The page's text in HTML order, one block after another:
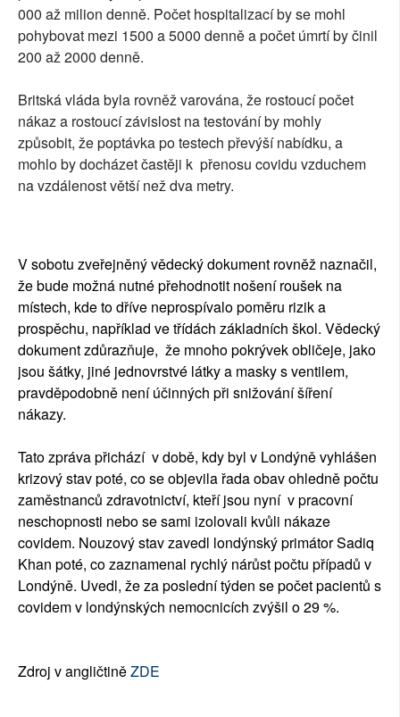
000 až milion denně. Počet hospitalizací by se mohl
pohybovat mezi 1500 a 5000 denně a počet úmrtí by činil
200 až 2000 denně.
Britská vláda byla rovněž varována, že rostoucí počet
nákaz a rostoucí závislost na testování by mohly
způsobit, že poptávka po testech převýší nabídku, a
mohlo by docházet častěji k přenosu covidu vzduchem
na vzdálenost větší než dva metry.
V sobotu zveřejněný vědecký dokument rovněž naznačil,
že bude možná nutné přehodnotit nošení roušek na
místech, kde to dříve neprospívalo poměru rizik a
prospěchu, například ve třídách základních škol. Vědecký
dokument zdůrazňuje, že mnoho pokrývek obličeje, jako
jsou šátky, jiné jednovrstvé látky a masky s ventilem,
pravděpodobně není účinných při snižování šíření
nákazy.
Tato zpráva přichází v době, kdy byl v Londýně vyhlášen
krizový stav poté, co se objevila řada obav ohledně počtu
zaměstnanců zdravotnictví, kteří jsou nyní v pracovní
neschopnosti nebo se sami izolovali kvůli nákaze
covidem. Nouzový stav zavedl londýnský primátor Sadiq
Khan poté, co zaznamenal rychlý nárůst počtu případů v
Londýně. Uvedl, že za poslední týden se počet pacientů s
covidem v londýnských nemocnicích zvýšil o 29 %.
Zdroj v angličtiněZDE